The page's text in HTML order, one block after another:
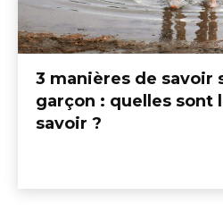
3 manières de savoir
garçon : quelles sont
savoir ?